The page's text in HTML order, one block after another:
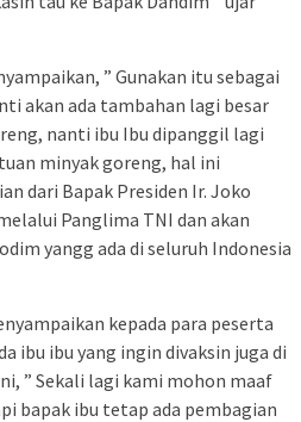
” Gunakan itu sebagai
akan ada tambahan lagi besar
nanti ibu Ibu dipanggil lagi
minyak goreng, hal ini
dari Bapak Presiden Ir. Joko
Panglima TNI dan akan
yangg ada di seluruh Indonesia
kepada para peserta
ibu ibu yang ingin divaksin juga di
” Sekali lagi kami mohon maaf
bapak ibu tetap ada pembagian